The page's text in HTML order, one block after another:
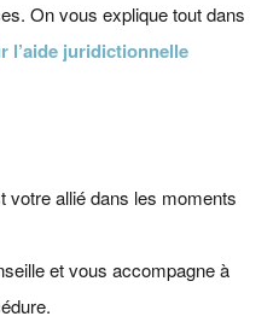
On vous explique tout dans
l’aide juridictionnelle
votre allié dans les moments
et vous accompagne à